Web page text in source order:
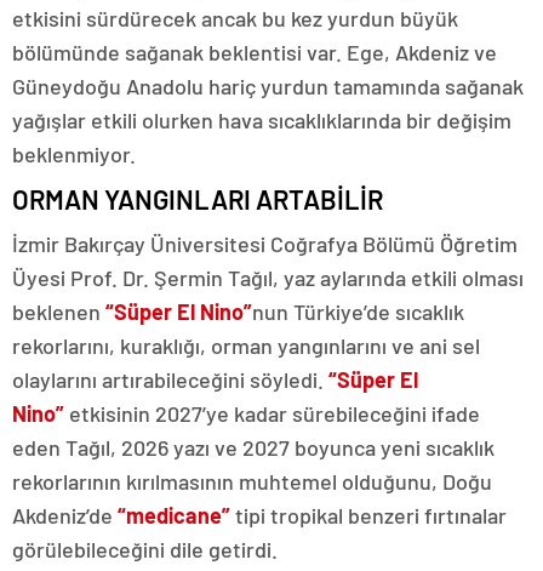
etkisini sürdürecek ancak bu kez yurdun büyük
bölümünde sağanak beklentisi var. Ege, Akdeniz ve
Güneydoğu Anadolu hariç yurdun tamamında sağanak
yağışlar etkili olurken hava sıcaklıklarında bir değişim
beklenmiyor.
ORMAN YANGINLARI ARTABİLİR
İzmir Bakırçay Üniversitesi Coğrafya Bölümü Öğretim
Üyesi Prof. Dr. Şermin Tağıl, yaz aylarında etkili olması
beklenen “Süper El Nino”nun Türkiye’de sıcaklık
rekorlarını, kuraklığı, orman yangınlarını ve ani sel
olaylarını artırabileceğini söyledi. “Süper El
Nino” etkisinin 2027’ye kadar sürebileceğini ifade
eden Tağıl, 2026 yazı ve 2027 boyunca yeni sıcaklık
rekorlarının kırılmasının muhtemel olduğunu, Doğu
Akdeniz’de “medicane”tipi tropikal benzeri fırtınalar
görülebileceğini dile getirdi.